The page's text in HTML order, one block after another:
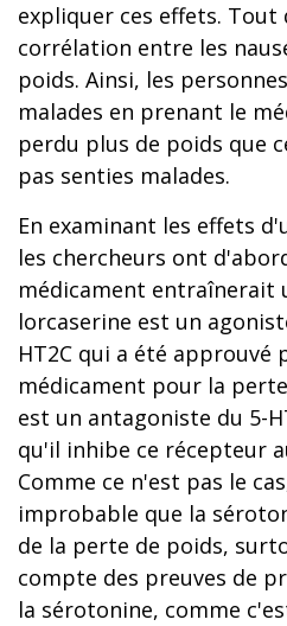
expliquer ces effets. Tout
corrélation entre les
poids. Ainsi, les
malades en prenant le
perdu plus de poids que
pas senties malades.
En examinant les effets
les chercheurs ont
médicament entraînerait
lorcaserine est un
HT2C qui a été approuvé
médicament pour la
est un antagoniste du 5-
qu'il inhibe ce récepteur
Comme ce n'est pas le
improbable que la
de la perte de poids,
compte des preuves de
la sérotonine, comme